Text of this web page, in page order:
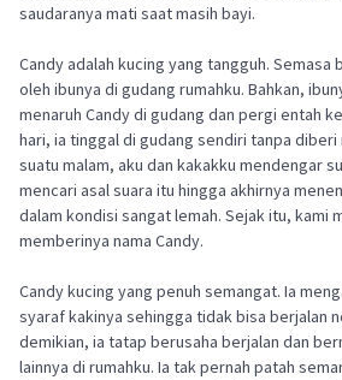
saudaranya mati saat masih bayi.
Candy adalah kucing yang tangguh. Semasa
oleh ibunya di gudang rumahku. Bahkan,
menaruh Candy di gudang dan pergi entah
hari, ia tinggal di gudang sendiri tanpa diberi
suatu malam, aku dan kakakku mendengar
mencari asal suara itu hingga akhirnya
dalam kondisi sangat lemah. Sejak itu, kami
memberinya nama Candy.
Candy kucing yang penuh semangat. Ia
syaraf kakinya sehingga tidak bisa berjalan
demikian, ia tatap berusaha berjalan dan
lainnya di rumahku. Ia tak pernah patah